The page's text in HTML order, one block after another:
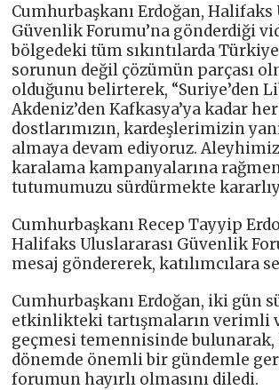
Cumhurbaşkanı Erdoğan, Halifaks
Güvenlik Forumu’na gönderdiği
bölgedeki tüm sıkıntılarda
sorunun değil çözümün parçası
olduğunu belirterek, “Suriye’den
Akdeniz’den Kafkasya’ya kadar
dostlarımızın, kardeşlerimizin
almaya devam ediyoruz.
karalama kampanyalarına
tutumumuzu sürdürmekte
Cumhurbaşkanı Recep Tayyip
Halifaks Uluslararası Güvenlik
mesaj göndererek, katılımcılara
Cumhurbaşkanı Erdoğan, iki gün
etkinlikteki tartışmaların verimli
geçmesi temennisinde
dönemde önemli bir gündemle
forumun hayırlı olmasını diledi.